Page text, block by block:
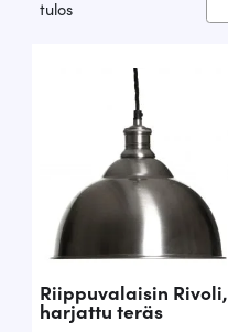
tulos
Riippuvalaisin Rivoli,
harjattu teräs